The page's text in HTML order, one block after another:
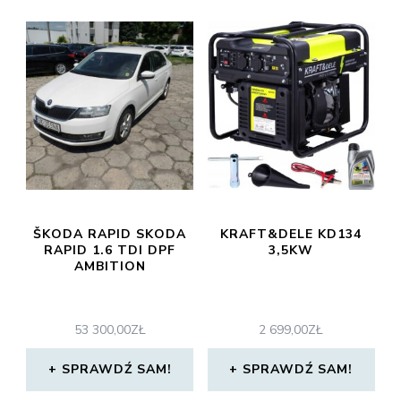
ŠKODA RAPID SKODA
RAPID 1.6 TDI DPF
AMBITION
53 300,00ZŁ
SPRAWDŹ SAM!
KRAFT&DELE KD134
3,5KW
2 699,00ZŁ
SPRAWDŹ SAM!